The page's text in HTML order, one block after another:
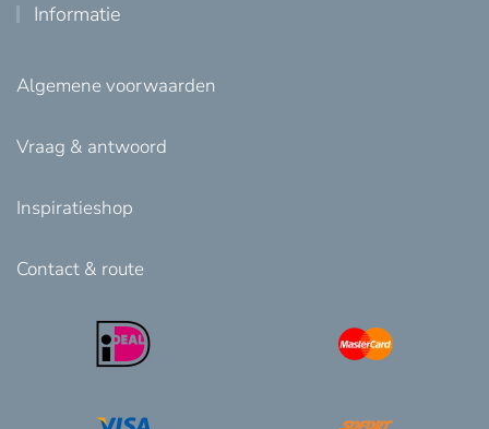
Informatie
Algemene voorwaarden
Vraag & antwoord
Inspiratieshop
Contact & route